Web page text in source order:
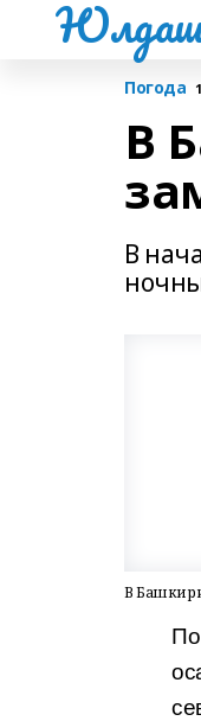
Погода
В
В
В